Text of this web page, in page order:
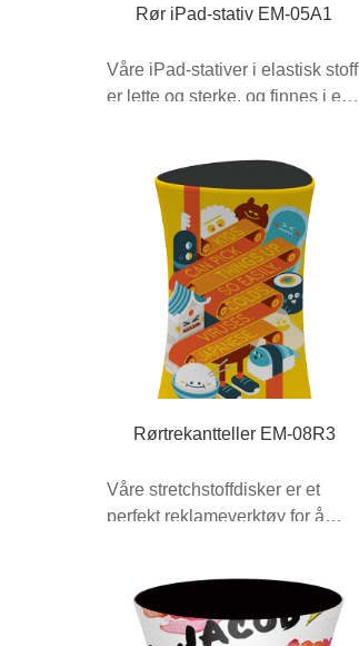
Rør iPad-stativ EM-05A1
Våre iPad-stativer i elastisk stoff
er lette og sterke, og finnes i en
Rørtrekantteller EM-08R3
Våre stretchstoffdisker er et
perfekt reklameverktøy for å